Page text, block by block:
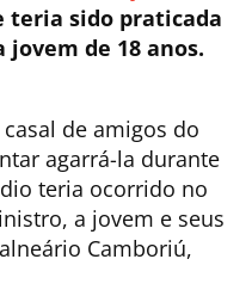
teria sido praticada
de 18 anos.
de amigos do
agarrá-la durante
teria ocorrido no
a jovem e seus
Camboriú,